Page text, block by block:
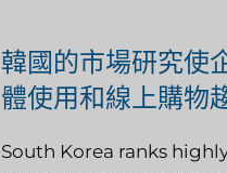
韓國的市場研究使
體使用和線上購物
South Korea ranks